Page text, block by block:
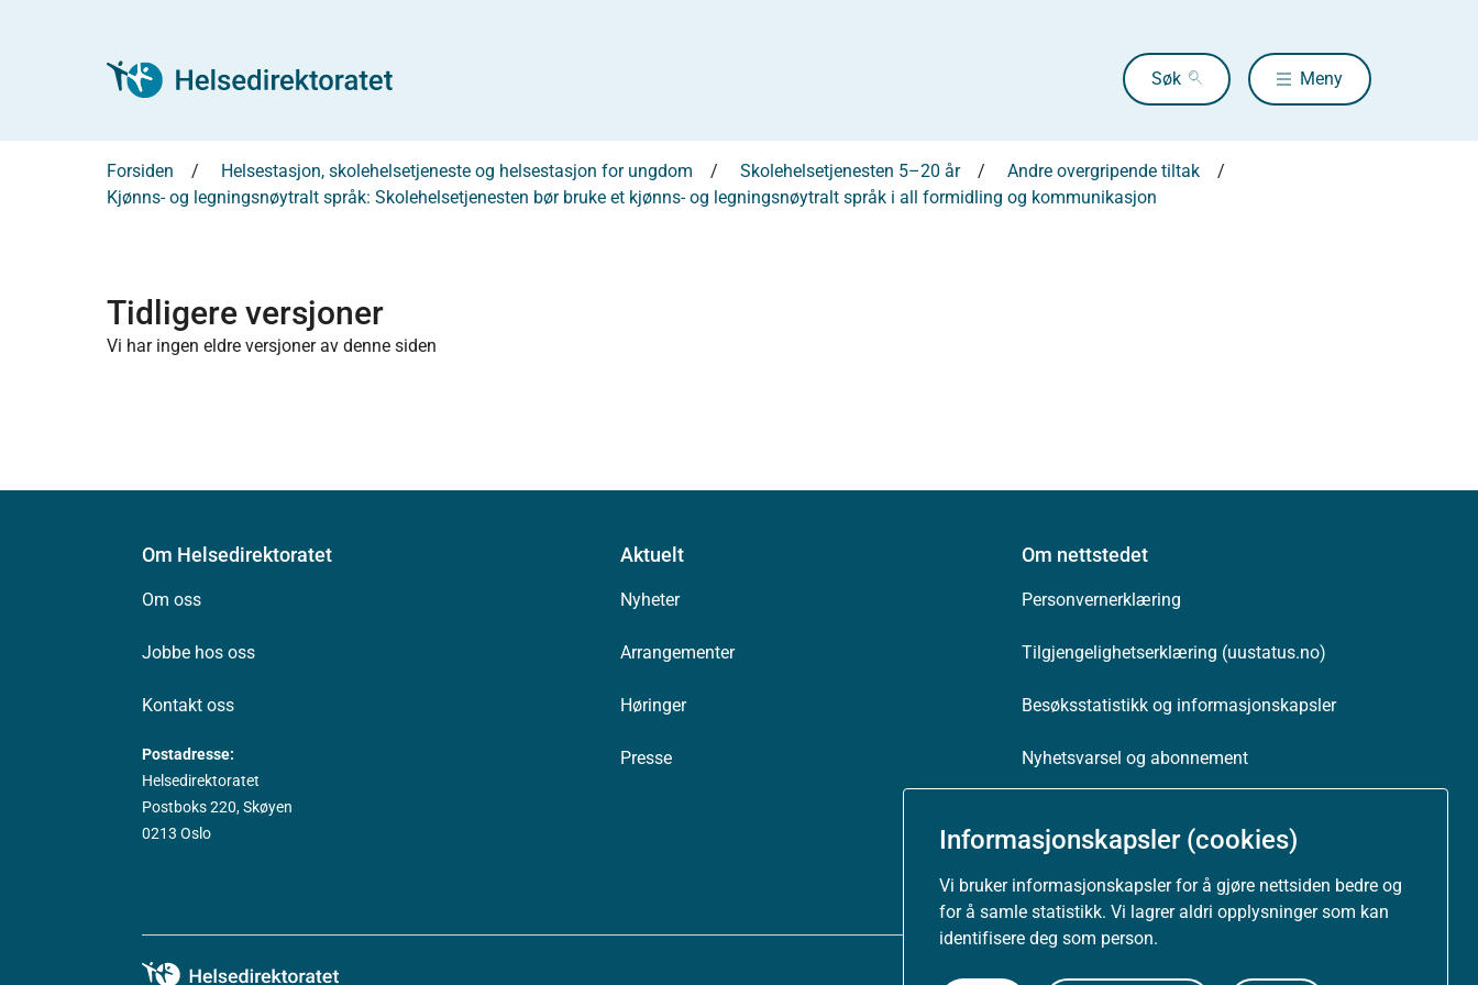
Informasjonskapsler (cookies)
Vi bruker informasjonskapsler for å gjøre nettsiden bedre og
for å samle statistikk. Vi lagrer aldri opplysninger som kan
identifisere deg som person.
Søk Meny
Forsiden Helsestasjon, skolehelsetjeneste og helsestasjon for ungdom Skolehelsetjenesten 5–20 år
Andre overgripende tiltak
Kjønns- og legningsnøytralt språk: Skolehelsetjenesten bør bruke et kjønns- og legningsnøytralt språk i all formidling og kommunikasjon
Tidligere versjoner
Vi har ingen eldre versjoner av denne siden
Om Helsedirektoratet
Om oss
Jobbe hos oss
Kontakt oss
Postadresse:
Helsedirektoratet
Postboks 220, Skøyen
0213 Oslo
Aktuelt
Nyheter
Arrangementer
Høringer
Presse
Om nettstedet
Personvernerklæring
Tilgjengelighetserklæring (uustatus.no)
Besøksstatistikk og informasjonskapsler
Nyhetsvarsel og abonnement
Følg oss: